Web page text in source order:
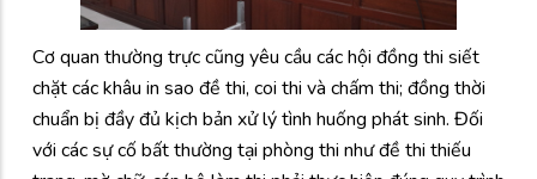
Cơ quan thường trực cũng yêu cầu các hội đồng thi siết
chặt các khâu in sao đề thi, coi thi và chấm thi; đồng thời
chuẩn bị đầy đủ kịch bản xử lý tình huống phát sinh. Đối
với các sự cố bất thường tại phòng thi như đề thi thiếu